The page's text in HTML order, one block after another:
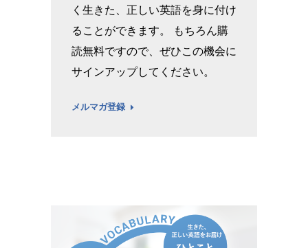
く生きた、正しい英語を身に付け
ることができます。 もちろん購
読無料ですので、ぜひこの機会に
サインアップしてください。
メルマガ登録